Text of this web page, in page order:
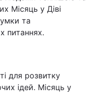
Місяць у Діві
та
питаннях.
для розвитку
ідей. Місяць у